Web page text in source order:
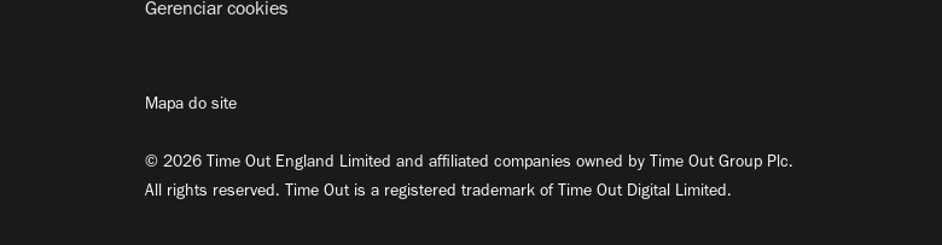
Gerenciar cookies
Mapa do site
© 2026 Time Out England Limited and affiliated companies owned by Time Out Group Plc.
All rights reserved. Time Out is a registered trademark of Time Out Digital Limited.